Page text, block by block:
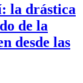
la drástica
de la
desde las